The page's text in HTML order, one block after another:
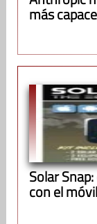
más
Solar
con el